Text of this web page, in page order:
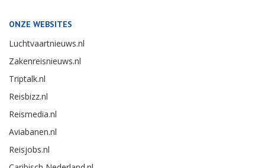
ONZE WEBSITES
Luchtvaartnieuws.nl
Zakenreisnieuws.nl
Triptalk.nl
Reisbizz.nl
Reismedia.nl
Aviabanen.nl
Reisjobs.nl